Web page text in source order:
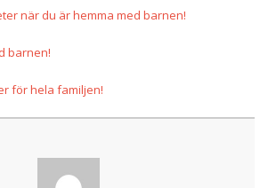
när du är hemma med barnen!
barnen!
för hela familjen!